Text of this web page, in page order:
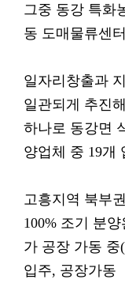
그중 동강 특화
동 도매물류센
일자리창출과
일관되게 추진
하나로 동강면
양업체 중 19개
고흥지역 북부
100% 조기 분
가 공장 가동 중
입주, 공장가동